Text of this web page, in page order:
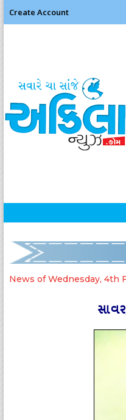
Create Account
News of Wednesday, 4th